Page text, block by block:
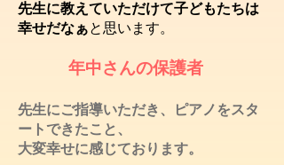
先生に教えていただけて子どもたちは
幸せだなぁと思います。
年中さんの保護者
先生にご指導いただき、ピアノをスタ
ートできたこと、
大変幸せに感じております。